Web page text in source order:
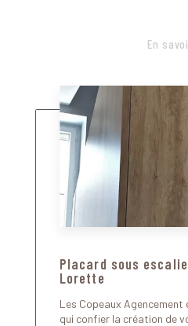
En
Placard sous
Lorette
Les Copeaux Agencement
qui confier la création de